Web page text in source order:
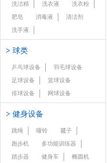
洗洁精 洗衣液
洗衣粉
肥皂
消毒液
清洁剂
洗手液
> 球类
乒乓球设备
羽毛球设备
足球设备
篮球设备
排球设备
网球设备
> 健身设备
跳绳 哑铃
毽子
跑步机
多功能训练器
踏步器
健身车
椭圆机